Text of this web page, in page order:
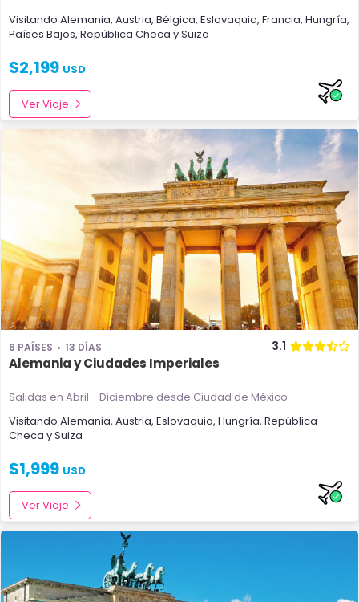
Visitando Alemania, Austria, Bélgica, Eslovaquia, Francia, Hungría,
Países Bajos, República Checa ySuiza
$2,199 USD
Ver Viaje
6 PAÍSES 13 DÍAS 3.1
Alemania y Ciudades Imperiales
Salidas en Abril - Diciembre desde Ciudad de México
Visitando Alemania, Austria, Eslovaquia, Hungría, República
Checa ySuiza
$1,999 USD
Ver Viaje